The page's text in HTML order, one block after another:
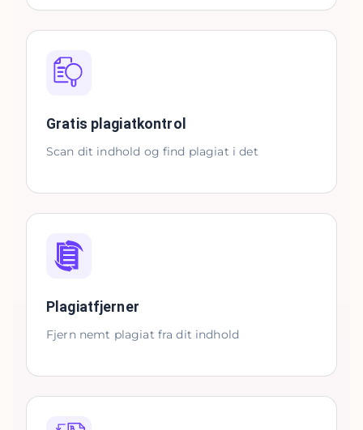
Gratis plagiatkontrol
Scan dit indhold og find plagiat i det
Plagiatfjerner
Fjern nemt plagiat fra dit indhold